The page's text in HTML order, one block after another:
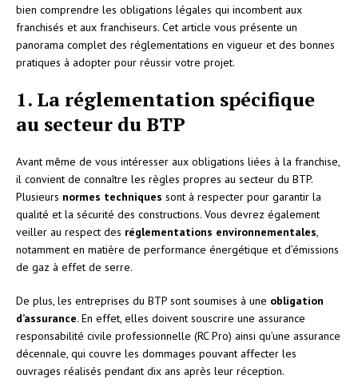
bien comprendre les obligations légales qui incombent aux
franchisés et aux franchiseurs. Cet article vous présente un
panorama complet des réglementations en vigueur et des bonnes
pratiques à adopter pour réussir votre projet.
1. La réglementation spécifique
au secteur du BTP
Avant même de vous intéresser aux obligations liées à la franchise,
il convient de connaître les règles propres au secteur du BTP.
Plusieurs normes techniques sont à respecter pour garantir la
qualité et la sécurité des constructions. Vous devrez également
veiller au respect des réglementations environnementales,
notamment en matière de performance énergétique et d’émissions
de gaz à effet de serre.
De plus, les entreprises du BTP sont soumises à une obligation
d’assurance. En effet, elles doivent souscrire une assurance
responsabilité civile professionnelle (RC Pro) ainsi qu’une assurance
décennale, qui couvre les dommages pouvant affecter les
ouvrages réalisés pendant dix ans après leur réception.